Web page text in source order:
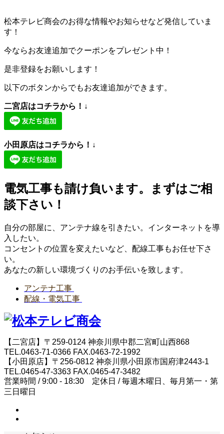
松本テレビ商会のお得な情報やお知らせなど発信していま
す！
今ならお友達追加でクーポンをプレゼント中！
是非登録をお願いします！
以下のボタンからでもお友達追加ができます。
二宮店はコチラから！↓
小田原店はコチラから！↓
電気工事も請け負います。まずはご相
談下さい！
自分の部屋に、アンテナ線を引きたい。インターネットを導
入したい。
コンセントの位置を変えたいなど、配線工事もお任せ下さ
い。
あなたの新しい環境づくりのお手伝いを致します。
アンテナ工事
配線・電気工事
【二宮店】〒259-0124 神奈川県中郡二宮町山西868
TEL.0463-71-0366 FAX.0463-72-1992
【小田原店】〒256-0812 神奈川県小田原市国府津2443-1
TEL.0465-47-3363 FAX.0465-47-3482
営業時間 / 9:00 - 18:30 定休日 / 毎週木曜日、毎月第一・第
三日曜日